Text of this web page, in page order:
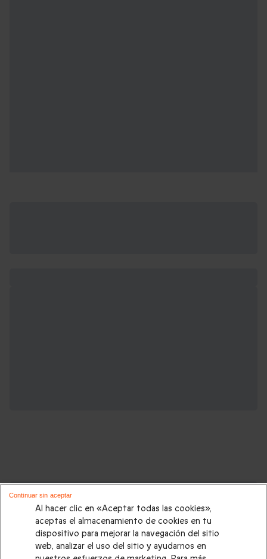
Cajas regalo que podrían interesarte:
Regalos Navidad |Regalos para hombre Navidad|
para mujer Navidad|Regalos de Reyes|Regalos de boda
Al hacer clic en «Aceptar todas las cookies»,
aceptas el almacenamiento de cookies en tu
dispositivo para mejorar la navegación del sitio
web, analizar el uso del sitio y ayudarnos en
Continuar sin aceptar